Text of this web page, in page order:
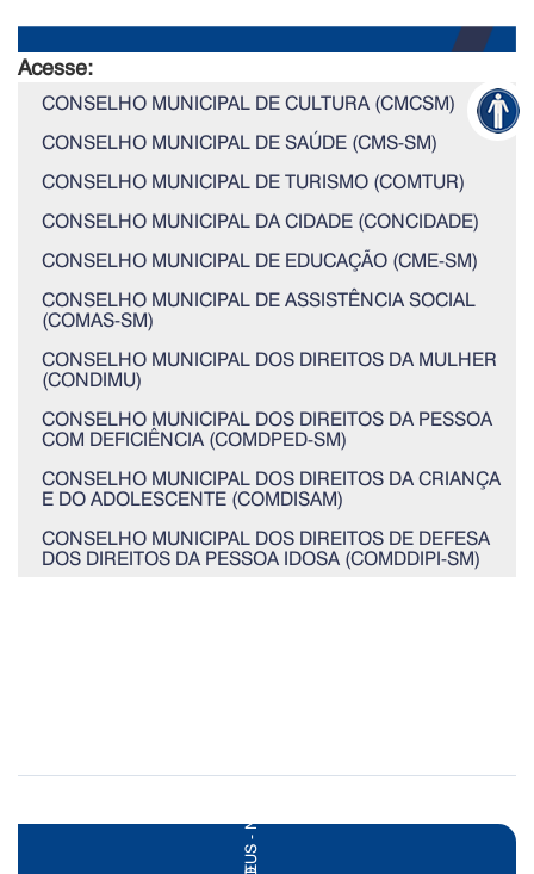
Acesse:
CONSELHO MUNICIPAL DE CULTURA (CMCSM)
CONSELHO MUNICIPAL DE SAÚDE (CMS-SM)
CONSELHO MUNICIPAL DE TURISMO (COMTUR)
CONSELHO MUNICIPAL DA CIDADE (CONCIDADE)
CONSELHO MUNICIPAL DE EDUCAÇÃO (CME-SM)
CONSELHO MUNICIPAL DE ASSISTÊNCIA SOCIAL
(COMAS-SM)
CONSELHO MUNICIPAL DOS DIREITOS DA MULHER
(CONDIMU)
CONSELHO MUNICIPAL DOS DIREITOS DA PESSOA
COM DEFICIÊNCIA (COMDPED-SM)
CONSELHO MUNICIPAL DOS DIREITOS DA CRIANÇA
E DO ADOLESCENTE (COMDISAM)
CONSELHO MUNICIPAL DOS DIREITOS DE DEFESA
DOS DIREITOS DA PESSOA IDOSA (COMDDIPI-SM)